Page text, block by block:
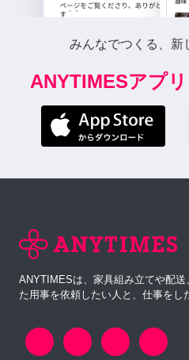
みんなでつくる、新
ANYTIMESアプ
ANYTIMESは、家具組み立てや配
た用事を依頼したい人と、仕事をし